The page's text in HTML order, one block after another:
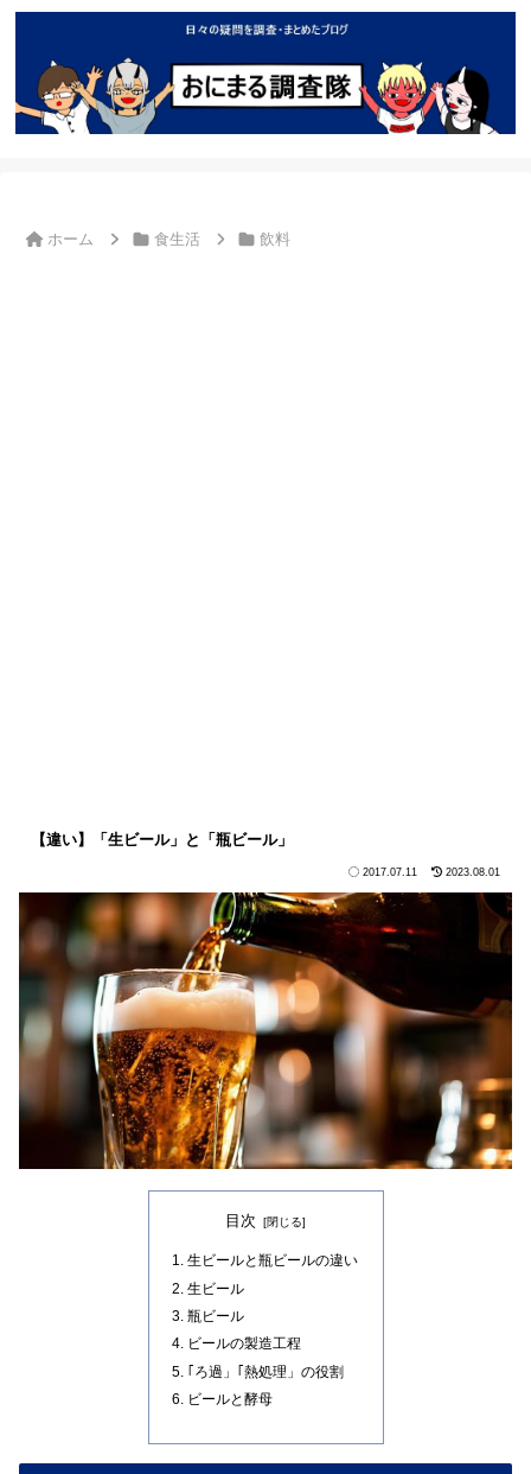
ホーム 食生活 飲料
【違い】「生ビール」と「瓶ビール」
2017.07.11 2023.08.01
目次
生ビールと瓶ビールの違い
生ビール
瓶ビール
ビールの製造工程
｢ろ過」｢熱処理」の役割
ビールと酵母